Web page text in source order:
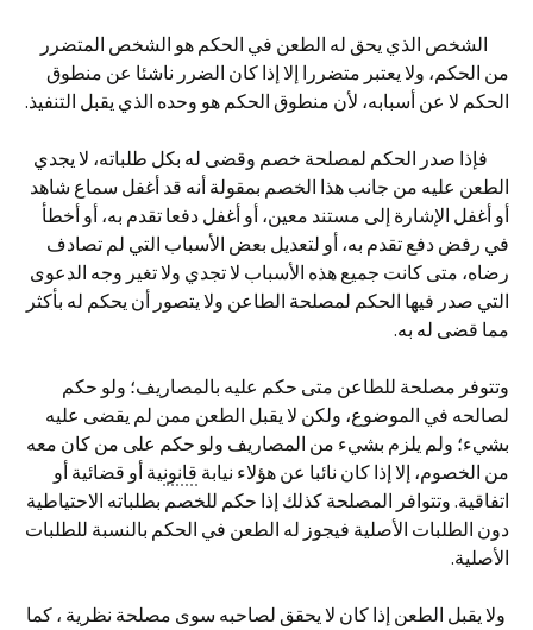
الشخص الذي يحق له الطعن في الحكم هو الشخص المتضرر
من الحكم، ولا يعتبر متضررا إلا إذا كان الضرر ناشئا عن منطوق
الحكم لا عن أسبابه، لأن منطوق الحكم هو وحده الذي يقبل التنفيذ.
فإذا صدر الحكم لمصلحة خصم وقضى له بكل طلباته، لا يجدي
الطعن عليه من جانب هذا الخصم بمقولة أنه قد أغفل سماع شاهد
أو أغفل الإشارة إلى مستند معين، أو أغفل دفعا تقدم به، أو أخطأ
في رفض دفع تقدم به، أو لتعديل بعض الأسباب التي لم تصادف
رضاه، متى كانت جميع هذه الأسباب لا تجدي ولا تغير وجه الدعوى
التي صدر فيها الحكم لمصلحة الطاعن ولا يتصور أن يحكم له بأكثر
مما قضى له به.
وتتوفر مصلحة للطاعن متى حكم عليه بالمصاريف؛ ولو حكم
لصالحه في الموضوع، ولكن لا يقبل الطعن ممن لم يقضى عليه
بشيء؛ ولم يلزم بشيء من المصاريف ولو حكم على من كان معه
من الخصوم، إلا إذا كان نائبا عن هؤلاء نيابة قانونية أو قضائية أو
اتفاقية. وتتوافر المصلحة كذلك إذا حكم للخصم بطلباته الاحتياطية
دون الطلبات الأصلية فيجوز له الطعن في الحكم بالنسبة للطلبات
الأصلية.
ولا يقبل الطعن إذا كان لا يحقق لصاحبه سوى مصلحة نظرية ، كما